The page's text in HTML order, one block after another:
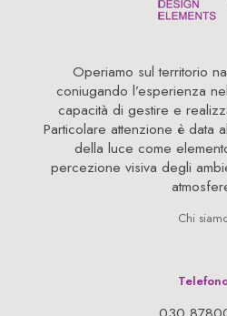
Operiamo sul territorio
coniugando l’esperienza
capacità di gestire e
Particolare attenzione è data
della luce come
percezione visiva degli
Chi